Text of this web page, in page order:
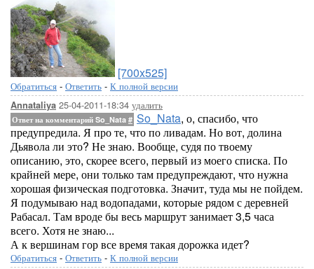
[700x525]
Обратиться - Ответить - К полной версии
Annataliya 25-04-2011-18:34 удалить
Ответ на комментарий So_Nata # So_Nata, о, спасибо, что
предупредила. Я про те, что по ливадам. Но вот, долина
Дьявола ли это? Не знаю. Вообще, судя по твоему
описанию, это, скорее всего, первый из моего списка. По
крайней мере, они только там предупреждают, что нужна
хорошая физическая подготовка. Значит, туда мы не пойдем.
Я подумываю над водопадами, которые рядом с деревней
Рабасал. Там вроде бы весь маршрут занимает 3,5 часа
всего. Хотя не знаю...
А к вершинам гор все время такая дорожка идет?
Обратиться - Ответить - К полной версии